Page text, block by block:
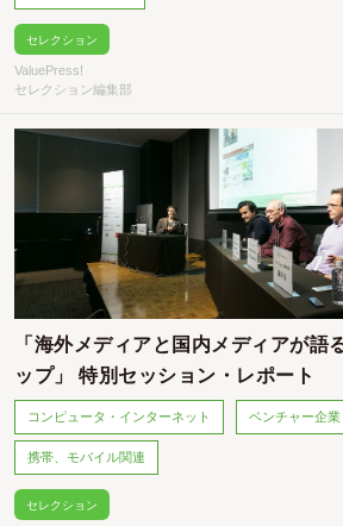
セレクション
ValuePress!
セレクション編集部
「海外メディアと国内メディアが語
ップ」 特別セッション・レポート
コンピュータ・インターネット ベンチャー企業
携帯、モバイル関連
セレクション